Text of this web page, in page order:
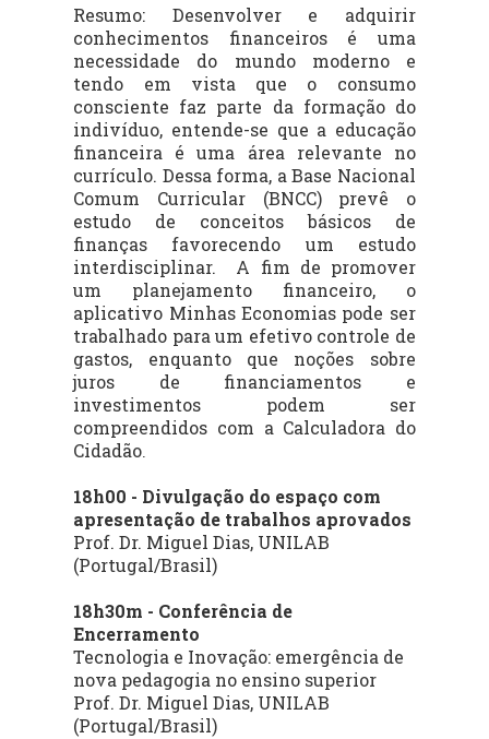
Resumo: Desenvolver e adquirir
conhecimentos financeiros é uma
necessidade do mundo moderno e
tendo em vista que o consumo
consciente faz parte da formação do
indivíduo, entende-se que a educação
financeira é uma área relevante no
currículo. Dessa forma, a Base Nacional
Comum Curricular (BNCC) prevê o
estudo de conceitos básicos de
finanças favorecendo um estudo
interdisciplinar. A fim de promover
um planejamento financeiro, o
aplicativo Minhas Economias pode ser
trabalhado para um efetivo controle de
gastos, enquanto que noções sobre
juros de financiamentos e
investimentos podem ser
compreendidos com a Calculadora do
Cidadão.
18h00 - Divulgação do espaço com
apresentação de trabalhos aprovados
Prof. Dr. Miguel Dias, UNILAB
(Portugal/Brasil)
18h30m - Conferência de
Encerramento
Tecnologia e Inovação: emergência de
nova pedagogia no ensino superior
Prof. Dr. Miguel Dias, UNILAB
(Portugal/Brasil)